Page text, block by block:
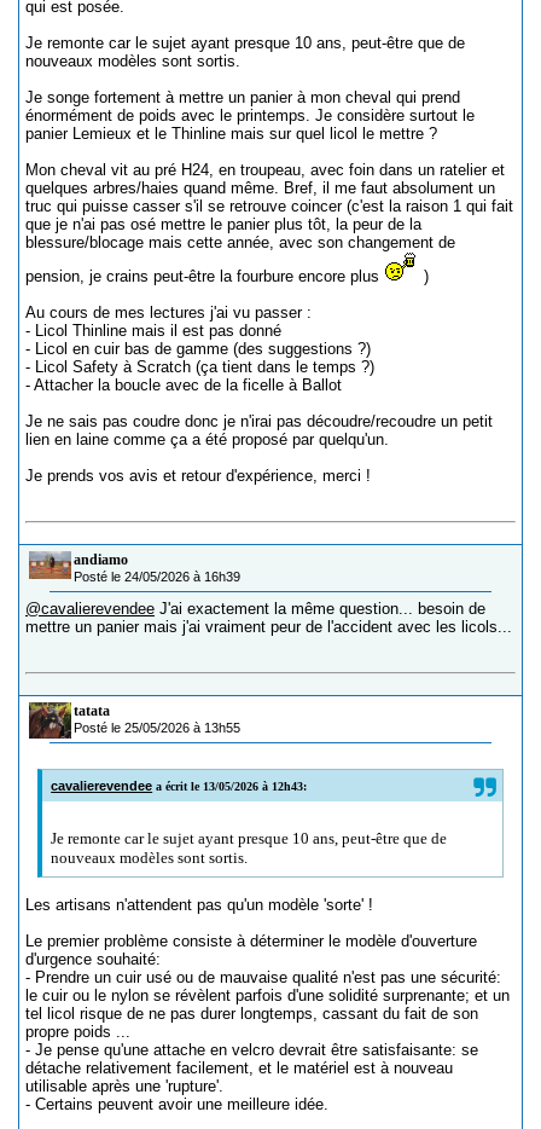
qui est posée.
Je remonte car le sujet ayant presque 10 ans, peut-être que de
nouveaux modèles sont sortis.
Je songe fortement à mettre un panier à mon cheval qui prend
énormément de poids avec le printemps. Je considère surtout le
panier Lemieux et le Thinline mais sur quel licol le mettre ?
Mon cheval vit au pré H24, en troupeau, avec foin dans un ratelier et
quelques arbres/haies quand même. Bref, il me faut absolument un
truc qui puisse casser s'il se retrouve coincer (c'est la raison 1 qui fait
que je n'ai pas osé mettre le panier plus tôt, la peur de la
blessure/blocage mais cette année, avec son changement de
pension, je crains peut-être la fourbure encore plus
)
Au cours de mes lectures j'ai vu passer :
- Licol Thinline mais il est pas donné
- Licol en cuir bas de gamme (des suggestions ?)
- Licol Safety à Scratch (ça tient dans le temps ?)
- Attacher la boucle avec de la ficelle à Ballot
Je ne sais pas coudre donc je n'irai pas découdre/recoudre un petit
lien en laine comme ça a été proposé par quelqu'un.
Je prends vos avis et retour d'expérience, merci !
andiamo
Posté le 24/05/2026 à 16h39
@cavalierevendee J'ai exactement la même question... besoin de
mettre un panier mais j'ai vraiment peur de l'accident avec les licols...
tatata
Posté le 25/05/2026 à 13h55
cavalierevendee a écrit le 13/05/2026 à 12h43:
Je remonte car le sujet ayant presque 10 ans, peut-être que de
nouveaux modèles sont sortis.
Les artisans n'attendent pas qu'un modèle 'sorte' !
Le premier problème consiste à déterminer le modèle d'ouverture
d'urgence souhaité:
- Prendre un cuir usé ou de mauvaise qualité n'est pas une sécurité:
le cuir ou le nylon se révèlent parfois d'une solidité surprenante; et un
tel licol risque de ne pas durer longtemps, cassant du fait de son
propre poids ...
- Je pense qu'une attache en velcro devrait être satisfaisante: se
détache relativement facilement, et le matériel est à nouveau
utilisable après une 'rupture'.
- Certains peuvent avoir une meilleure idée.